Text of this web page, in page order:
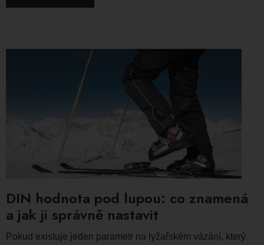
DIN hodnota pod lupou: co znamená
a jak ji správně nastavit
Pokud existuje jeden parametr na lyžařském vázání, který